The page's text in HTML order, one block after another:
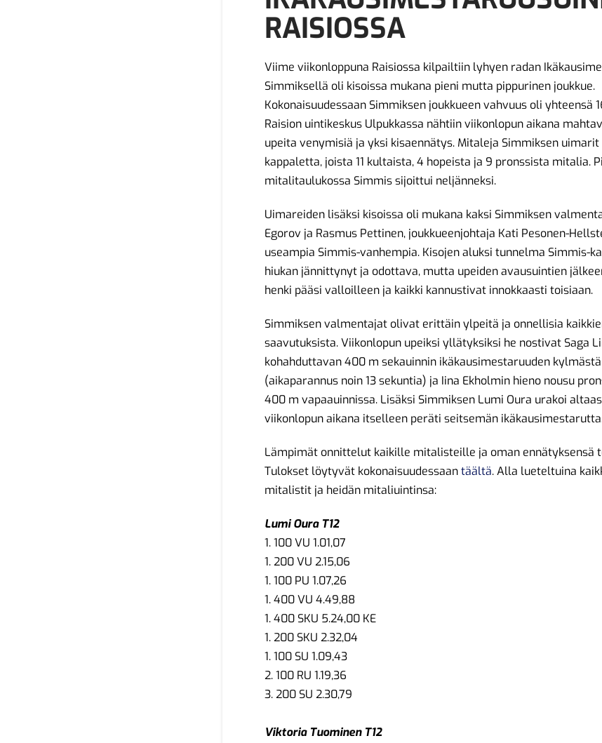
RAISIOSSA
Viime viikonloppuna Raisiossa kilpailtiin lyhyen radan
Simmiksellä oli kisoissa mukana pieni mutta pippurinen joukkue.
Kokonaisuudessaan Simmiksen joukkueen vahvuus oli yhteensä
Raision uintikeskus Ulpukkassa nähtiin viikonlopun aikana
upeita venymisiä ja yksi kisaennätys. Mitaleja Simmiksen
kappaletta, joista 11 kultaista, 4 hopeista ja 9 pronssista mitalia.
mitalitaulukossa Simmis sijoittui neljänneksi.
Uimareiden lisäksi kisoissa oli mukana kaksi Simmiksen
Egorov ja Rasmus Pettinen, joukkueenjohtaja Kati Pesonen-
useampia Simmis-vanhempia. Kisojen aluksi tunnelma Simmis-
hiukan jännittynyt ja odottava, mutta upeiden avausuintien
henki pääsi valloilleen ja kaikki kannustivat innokkaasti toisiaan.
Simmiksen valmentajat olivat erittäin ylpeitä ja onnellisia
saavutuksista. Viikonlopun upeiksi yllätyksiksi he nostivat Saga
kohahduttavan 400 m sekauinnin ikäkausimestaruuden
(aikaparannus noin 13 sekuntia) ja Iina Ekholmin hieno nousu
400 m vapaauinnissa. Lisäksi Simmiksen Lumi Oura urakoi
viikonlopun aikana itselleen peräti seitsemän
Lämpimät onnittelut kaikille mitalisteille ja oman ennätyksensä
Tulokset löytyvät kokonaisuudessaantäältä. Alla lueteltuina
mitalistit ja heidän mitaliuintinsa:
Lumi Oura T12
1. 100 VU 1.01,07
1. 200 VU 2.15,06
1. 100 PU 1.07,26
1. 400 VU 4.49,88
1. 400 SKU 5.24,00 KE
1. 200 SKU 2.32,04
1. 100 SU 1.09,43
2. 100 RU 1.19,36
3. 200 SU 2.30,79
Viktoria Tuominen T12